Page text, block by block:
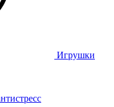
Игрушки